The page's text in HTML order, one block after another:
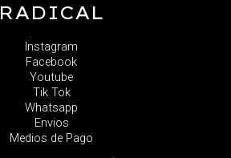
RADICAL
Instagram
Facebook
Youtube
Tik Tok
Whatsapp
Envios
Medios de Pago